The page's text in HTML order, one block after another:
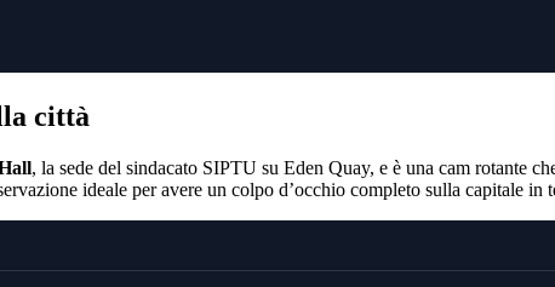
città
, la sede del sindacato SIPTU su Eden Quay, e è una cam rotante
ideale per avere un colpo d’occhio completo sulla capitale in